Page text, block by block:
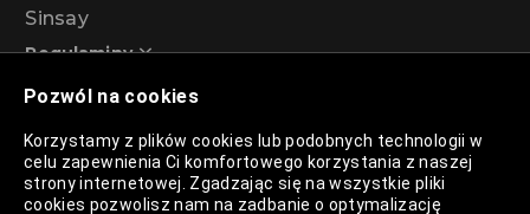
Pozwól na cookies
Korzystamy z plików cookies lub podobnych technologii w
celu zapewnienia Ci komfortowego korzystania z naszej
strony internetowej. Zgadzając się na wszystkie pliki
cookies pozwolisz nam na zadbanie o optymalizację
Sinsay
Regulaminy
Regulamin akcji promocyjnej – Program
rabatowy 99%